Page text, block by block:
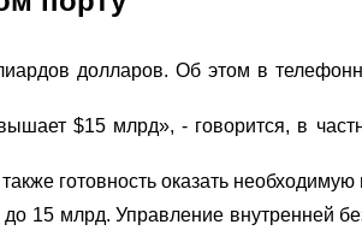
долларов. Об этом в
$15 млрд», - говорится, в
готовность оказать
15 млрд. Управление внутренней